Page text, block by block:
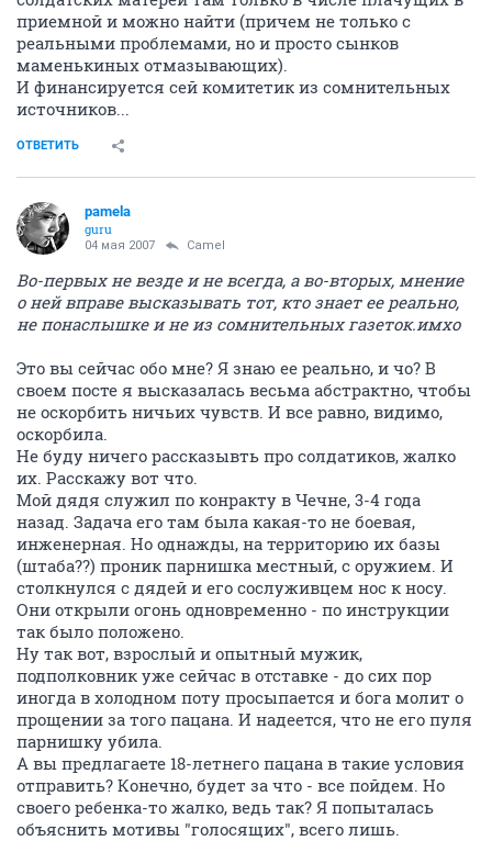
приемной и можно найти (причем не только с
реальными проблемами, но и просто сынков
маменькиных отмазывающих).
И финансируется сей комитетик из сомнительных
источников...
ОТВЕТИТЬ
pamela
guru
04 мая 2007 Camel
Во-первых не везде и не всегда, а во-вторых, мнение
о ней вправе высказывать тот, кто знает ее реально,
не понаслышке и не из сомнительных газеток.имхо
Это вы сейчас обо мне? Я знаю ее реально, и чо? В
своем посте я высказалась весьма абстрактно, чтобы
не оскорбить ничьих чувств. И все равно, видимо,
оскорбила.
Не буду ничего рассказывть про солдатиков, жалко
их. Расскажу вот что.
Мой дядя служил по конракту в Чечне, 3-4 года
назад. Задача его там была какая-то не боевая,
инженерная. Но однажды, на территорию их базы
(штаба??) проник парнишка местный, с оружием. И
столкнулся с дядей и его сослуживцем нос к носу.
Они открыли огонь одновременно - по инструкции
так было положено.
Ну так вот, взрослый и опытный мужик,
подполковник уже сейчас в отставке - до сих пор
иногда в холодном поту просыпается и бога молит о
прощении за того пацана. И надеется, что не его пуля
парнишку убила.
А вы предлагаете 18-летнего пацана в такие условия
отправить? Конечно, будет за что - все пойдем. Но
своего ребенка-то жалко, ведь так? Я попыталась
объяснить мотивы "голосящих", всего лишь.